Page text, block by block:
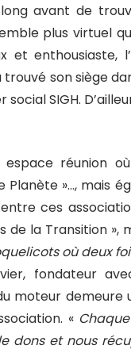
avant de
plus virtuel
et enthousiaste,
trouvé son siège
social SIGH.
réunion
Planète »…, mais
ces
de la Transition »,
où deux
fondateur
moteur
«
dons et nous